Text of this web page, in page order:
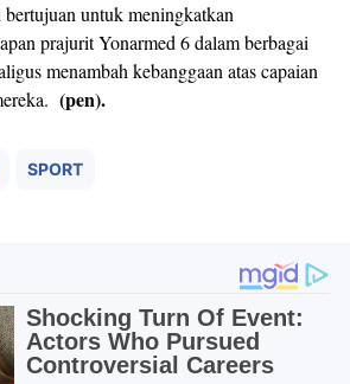
untuk meningkatkan
prajurit Yonarmed 6 dalam berbagai
menambah kebanggaan atas capaian
(pen).
SPORT